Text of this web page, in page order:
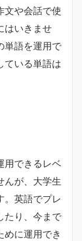
文や会話で使
はいきませ
単語を運用で
ている単語は
用できるレベ
んが、大学生
。英語でプレ
たり、今まで
めに運用でき